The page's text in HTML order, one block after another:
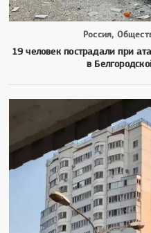
Россия,
19 человек пострадали при
в